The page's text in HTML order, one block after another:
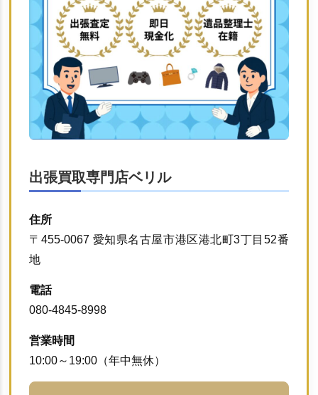
出張買取専門店ベリル
住所
〒455-0067 愛知県名古屋市港区港北町3丁目52番
地
電話
080-4845-8998
営業時間
10:00～19:00（年中無休）